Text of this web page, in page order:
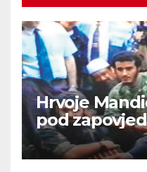
Hrvoje
pod
Mudžahid’ u
ritualno